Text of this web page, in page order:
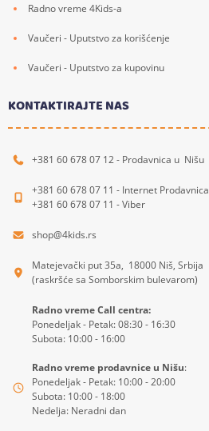
Radno vreme 4Kids-a
Vaučeri - Uputstvo za korišćenje
Vaučeri - Uputstvo za kupovinu
KONTAKTIRAJTE NAS
+381 60 678 07 12 - Prodavnica u Nišu
+381 60 678 07 11 - Internet Prodavnica
+381 60 678 07 11 - Viber
shop@4kids.rs
Matejevački put 35a, 18000 Niš, Srbija
(raskršće sa Somborskim bulevarom)
Radno vreme Call centra:
Ponedeljak - Petak: 08:30 - 16:30
Subota: 10:00 - 16:00
Radno vreme prodavnice u Nišu:
Ponedeljak - Petak: 10:00 - 20:00
Subota: 10:00 - 18:00
Nedelja: Neradni dan